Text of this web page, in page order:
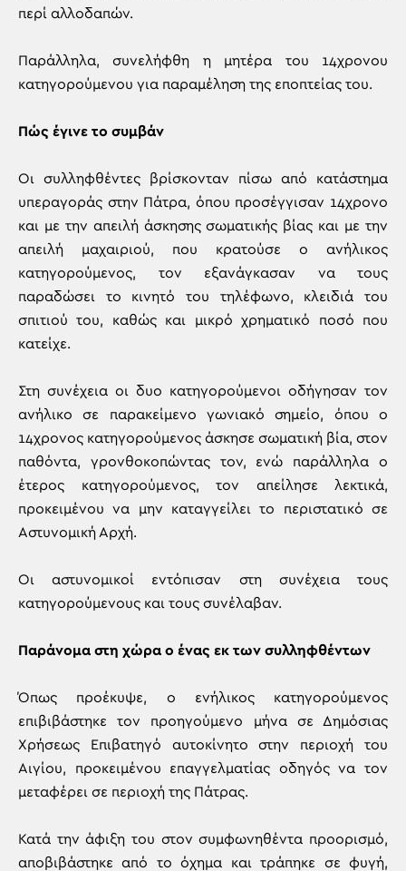
περί αλλοδαπών.
Παράλληλα, συνελήφθη η μητέρα του 14χρονου
κατηγορούμενου για παραμέληση της εποπτείας του.
Πώς έγινε το συμβάν
Οι συλληφθέντες βρίσκονταν πίσω από κατάστημα
υπεραγοράς στην Πάτρα, όπου προσέγγισαν 14χρονο
και με την απειλή άσκησης σωματικής βίας και με την
απειλή μαχαιριού, που κρατούσε ο ανήλικος
κατηγορούμενος, τον εξανάγκασαν να τους
παραδώσει το κινητό του τηλέφωνο, κλειδιά του
σπιτιού του, καθώς και μικρό χρηματικό ποσό που
κατείχε.
Στη συνέχεια οι δυο κατηγορούμενοι οδήγησαν τον
ανήλικο σε παρακείμενο γωνιακό σημείο, όπου ο
14χρονος κατηγορούμενος άσκησε σωματική βία, στον
παθόντα, γρονθοκοπώντας τον, ενώ παράλληλα ο
έτερος κατηγορούμενος, τον απείλησε λεκτικά,
προκειμένου να μην καταγγείλει το περιστατικό σε
Αστυνομική Αρχή.
Οι αστυνομικοί εντόπισαν στη συνέχεια τους
κατηγορούμενους και τους συνέλαβαν.
Παράνομα στη χώρα ο ένας εκ των συλληφθέντων
Όπως προέκυψε, ο ενήλικος κατηγορούμενος
επιβιβάστηκε τον προηγούμενο μήνα σε Δημόσιας
Χρήσεως Επιβατηγό αυτοκίνητο στην περιοχή του
Αιγίου, προκειμένου επαγγελματίας οδηγός να τον
μεταφέρει σε περιοχή της Πάτρας.
Κατά την άφιξη του στον συμφωνηθέντα προορισμό,
αποβιβάστηκε από το όχημα και τράπηκε σε φυγή,